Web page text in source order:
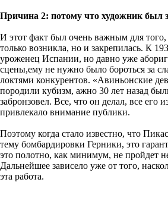
Причина 2: потому что художник был
И этот факт был очень важным для того,
только возникла, но и закрепилась. К
уроженец Испании, но давно уже
сцены,ему не нужно было бороться за
локтями конкурентов. «Авиньонские
породили кубизм, ажно 30 лет назад
забронзовел. Все, что он делал, все его
привлекало внимание публики.
Поэтому когда стало известно, что
тему бомбардировки Герники, это
это полотно, как минимум, не пройдет
Дальнейшее зависело уже от того,
эта работа.